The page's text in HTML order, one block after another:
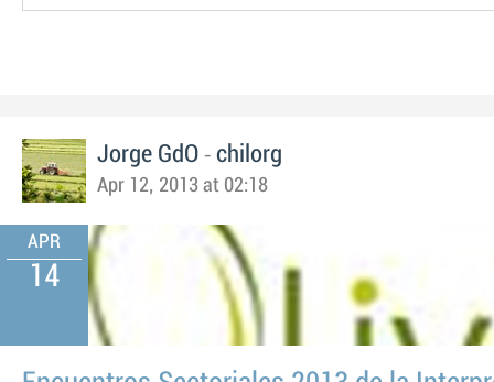
Jorge GdO - chilorg
Apr 12, 2013 at 02:18
APR
14